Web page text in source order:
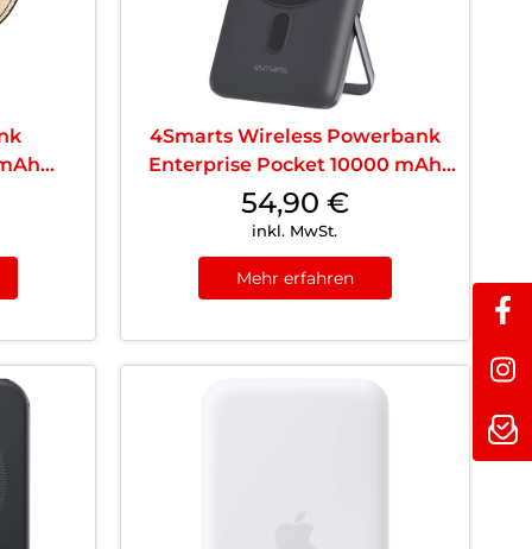
4Smarts Wireless Powerbank
Enterprise Pocket 10000 mAh
22.5W Qi2 Spacegrau
54,90 €
inkl. MwSt.
Mehr erfahren